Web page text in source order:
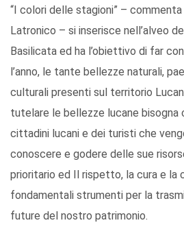
“I colori delle stagioni” – commenta
Latronico – si inserisce nell’alveo
Basilicata ed ha l’obiettivo di far
l’anno, le tante bellezze naturali,
culturali presenti sul territorio
tutelare le bellezze lucane bisogna
cittadini lucani e dei turisti che
conoscere e godere delle sue
prioritario ed Il rispetto, la cura e la
fondamentali strumenti per la
future del nostro patrimonio.